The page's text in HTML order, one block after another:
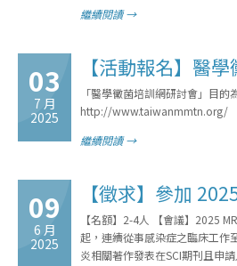
繼續閱讀 →
03
7 月
2025
【活動報名】醫
「醫學黴菌培訓網研討會」目
http://www.taiwanmmtn.org/
繼續閱讀 →
09
6 月
2025
【徵求】參加
【名額】2-4人 【會議】2025
起，連續從事感染症之臨床工作
炎相關著作發表在SCI期刊且申